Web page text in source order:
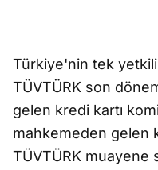
Türkiye'nin tek
TÜVTÜRK son
gelen kredi kartı
mahkemeden gelen
TÜVTÜRK muayene